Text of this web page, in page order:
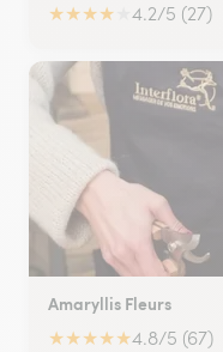
★★★★ 4.2/5 (27)
Amaryllis Fleurs
★★★★★4.8/5 (67)